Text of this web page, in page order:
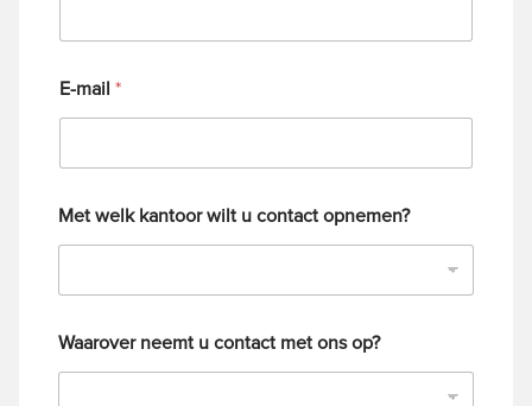
E-mail *
Met welk kantoor wilt u contact opnemen?
Waarover neemt u contact met ons op?